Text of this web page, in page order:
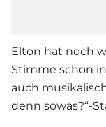
Elton hat noch
Stimme schon
auch
denn sowas?“-